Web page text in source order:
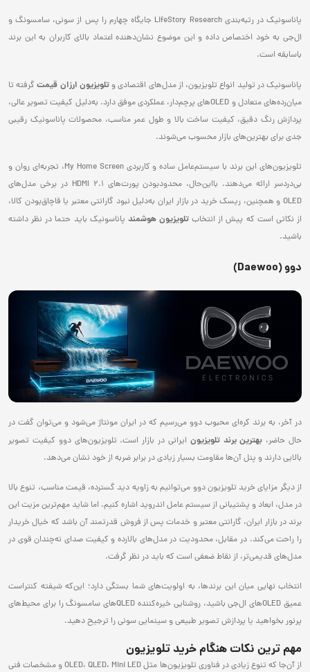
پاناسونیک در رتبه‌بندی LifeStory Research جایگاه چهارم را پس از سونی، سامسونگ و
ال‌‌جی به خود اختصاص داده و این موضوع نشان‌دهنده اعتماد بالای کاربران به این برند
باسابقه است.
پاناسونیک در تولید انواع تلویزیون، از مدل‌های اقتصادی وتلویزیون ارزان قیمتگرفته تا
میان‌رده‌های متعادل و OLEDهای پرچم‌دار، عملکردی موفق دارد. به‌دلیل کیفیت تصویر عالی،
پردازش رنگ دقیق، کیفیت ساخت بالا و طول عمر مناسب، محصولات پاناسونیک رقیبی
جدی برای بهترین‌های بازار محسوب می‌شوند.
تلویزیون‌های این برند با سیستم‌عامل ساده و کاربردی My Home Screen، تجربه‌ای روان و
بی‌دردسر ارائه می‌دهند. بااین‌حال، محدودبودن پورت‌های HDMI 2.1 در برخی مدل‌های
OLED و همچنین، ریسک خرید در بازار ایران به‌دلیل نبود گارانتی معتبر یا قاچاق‌بودن کالا،
از نکاتی است که پیش از انتخاب تلویزیون هوشمند پاناسونیک باید حتما در نظر داشته
باشید.
دوو (Daewoo)
در آخر، به برند کره‌ای محبوب دوو می‌رسیم که در ایران مونتاژ می‌شود و می‌توان گفت در
حال حاضر، بهترین برند تلویزیون ایرانی در بازار است. تلویزیون‌های دوو کیفیت تصویر
بالایی دارند و پنل آن‌ها مقاومت بسیار زیادی در برابر ضربه از خود نشان می‌دهد.
از دیگر مزایای خرید تلویزیون دوو می‌توانیم به زاویه دید گسترده، قیمت مناسب، تنوع بالا
در مدل، ابعاد و پشتیبانی از سیستم عامل اندروید اشاره کنیم. اما شاید مهم‌ترین مزیت این
برند در بازار ایران، گارانتی معتبر و خدمات پس از فروش قدرتمند آن باشد که خیال خریدار
را راحت می‌کند. در مقابل، محدودیت در مدل‌های بالارده و کیفیت صدای نه‌چندان قوی در
مدل‌های قدیمی‌تر، از نقاط ضعفی است که باید در نظر گرفت.
انتخاب نهایی میان این برندها، به اولویت‌های شما بستگی دارد؛ این‌که شیفته کنتراست
عمیق OLEDهای ال‌جی باشید، روشنایی خیره‌کننده QLEDهای سامسونگ را برای محیط‌های
پرنور بخواهید یا پردازش تصویر طبیعی و سینمایی سونی را ترجیح دهید.
مهم‌ ترین نکات هنگام خرید تلویزیون
از آن‌جا که تنوع زیادی در فناوری تلویزیون‌ها مثل OLED، QLED، Mini LED و مشخصات فنی